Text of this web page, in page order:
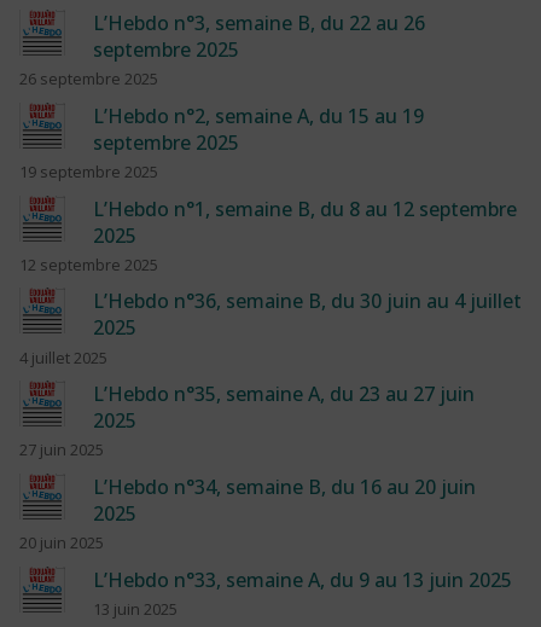
L’Hebdo n°3, semaine B, du 22 au 26
septembre 2025
26 septembre 2025
L’Hebdo n°2, semaine A, du 15 au 19
septembre 2025
19 septembre 2025
L’Hebdo n°1, semaine B, du 8 au 12 septembre
2025
12 septembre 2025
L’Hebdo n°36, semaine B, du 30 juin au 4 juillet
2025
4 juillet 2025
L’Hebdo n°35, semaine A, du 23 au 27 juin
2025
27 juin 2025
L’Hebdo n°34, semaine B, du 16 au 20 juin
2025
20 juin 2025
L’Hebdo n°33, semaine A, du 9 au 13 juin 2025
13 juin 2025